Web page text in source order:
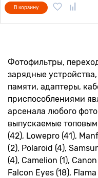
В корзину
Фотофильтры,
зарядные
памяти, адаптеры,
приспособлениями
арсенала любого
выпускаемые
(42), Lowepro (41),
(2), Polaroid (4),
(4), Camelion (1),
Falcon Eyes (18),